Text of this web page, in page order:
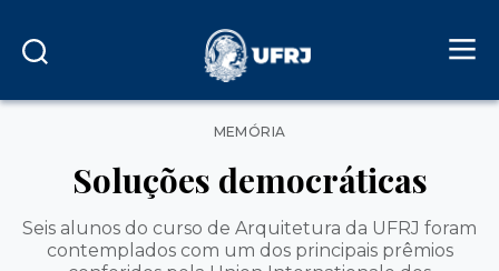
Categorias
MEMÓRIA
Soluções democráticas
Seis alunos do curso de Arquitetura da UFRJ foram
contemplados com um dos principais prêmios